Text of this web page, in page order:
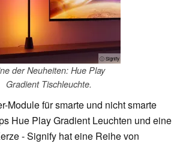
ⓘ Signify
der Neuheiten: Hue Play
Gradient Tischleuchte.
Module für smarte und nicht smarte
Hue Play Gradient Leuchten und eine
- Signify hat eine Reihe von